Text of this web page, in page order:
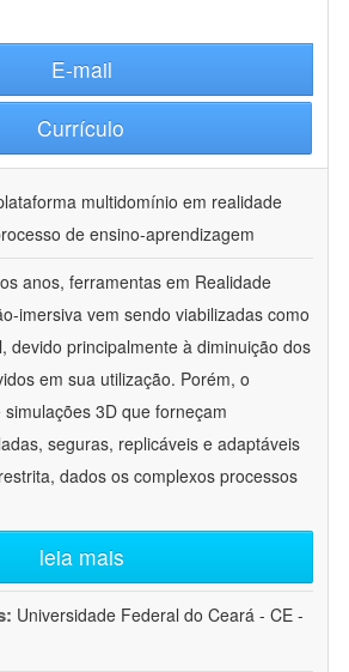
E-mail
Currículo
multidomínio em realidade
de ensino-aprendizagem
anos, ferramentas em Realidade
imersiva vem sendo viabilizadas como
devido principalmente à diminuição dos
em sua utilização. Porém, o
3D que forneçam
seguras, replicáveis e adaptáveis
dados os complexos processos
leia mais
Universidade Federal do Ceará - CE -